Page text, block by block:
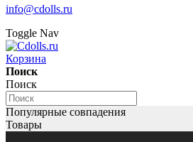
info@cdolls.ru
Toggle Nav
Корзина
Поиск
Поиск
Популярные совпадения
Товары